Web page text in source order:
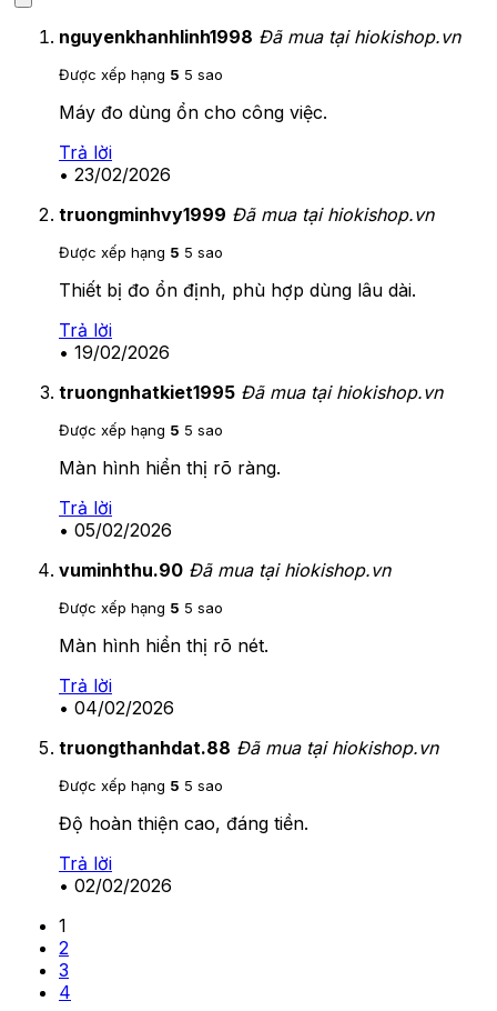
nguyenkhanhlinh1998 Đã mua tại hiokishop.vn
Được xếp hạng 5 5 sao
Máy đo dùng ổn cho công việc.
Trả lời
• 23/02/2026
truongminhvy1999 Đã mua tại hiokishop.vn
Được xếp hạng 5 5 sao
Thiết bị đo ổn định, phù hợp dùng lâu dài.
Trả lời
• 19/02/2026
truongnhatkiet1995 Đã mua tại hiokishop.vn
Được xếp hạng 5 5 sao
Màn hình hiển thị rõ ràng.
Trả lời
• 05/02/2026
vuminhthu.90 Đã mua tại hiokishop.vn
Được xếp hạng 5 5 sao
Màn hình hiển thị rõ nét.
Trả lời
• 04/02/2026
truongthanhdat.88 Đã mua tại hiokishop.vn
Được xếp hạng 5 5 sao
Độ hoàn thiện cao, đáng tiền.
Trả lời
• 02/02/2026
1
2
3
4